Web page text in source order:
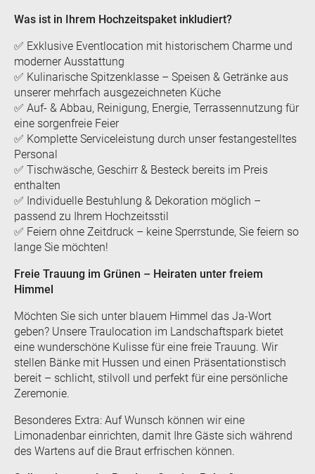
Was ist in Ihrem Hochzeitspaket inkludiert?
✅ Exklusive Eventlocation mit historischem Charme und
moderner Ausstattung
✅ Kulinarische Spitzenklasse – Speisen & Getränke aus
unserer mehrfach ausgezeichneten Küche
✅ Auf- & Abbau, Reinigung, Energie, Terrassennutzung für
eine sorgenfreie Feier
✅ Komplette Serviceleistung durch unser festangestelltes
Personal
✅ Tischwäsche, Geschirr & Besteck bereits im Preis
enthalten
✅ Individuelle Bestuhlung & Dekoration möglich –
passend zu Ihrem Hochzeitsstil
✅ Feiern ohne Zeitdruck – keine Sperrstunde, Sie feiern so
lange Sie möchten!
Freie Trauung im Grünen – Heiraten unter freiem
Himmel
Möchten Sie sich unter blauem Himmel das Ja-Wort
geben? Unsere Traulocation im Landschaftspark bietet
eine wunderschöne Kulisse für eine freie Trauung. Wir
stellen Bänke mit Hussen und einen Präsentationstisch
bereit – schlicht, stilvoll und perfekt für eine persönliche
Zeremonie.
Besonderes Extra: Auf Wunsch können wir eine
Limonadenbar einrichten, damit Ihre Gäste sich während
des Wartens auf die Braut erfrischen können.